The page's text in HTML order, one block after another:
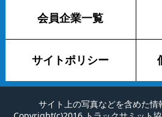
会員企業一覧
サイトポリシー
サイト上の写真などを含めた